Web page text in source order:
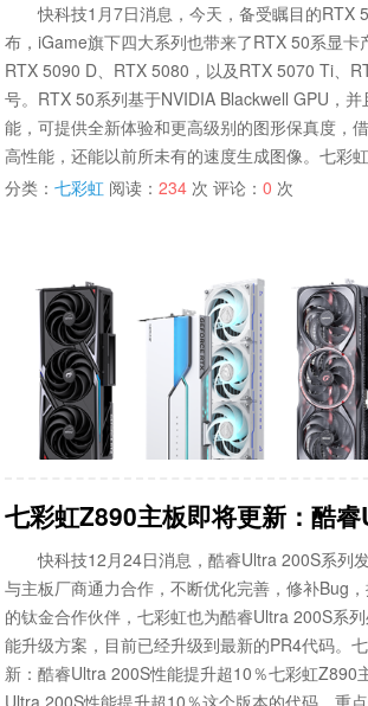
快科技1月7日消息，今天，备受瞩目的RTX
布，iGame旗下四大系列也带来了RTX 50系显卡
RTX 5090 D、RTX 5080，以及RTX 5070 Ti、
号。RTX 50系列基于NVIDIA Blackwell GPU，
能，可提供全新体验和更高级别的图形保真度，
高性能，还能以前所未有的速度生成图像。七彩
分类：七彩虹 阅读：234 次 评论：0 次
七彩虹Z890主板即将更新：酷
快科技12月24日消息，酷睿Ultra 200S系列
与主板厂商通力合作，不断优化完善，修补Bug
的钛金合作伙伴，七彩虹也为酷睿Ultra 200S系
能升级方案，目前已经升级到最新的PR4代码。
新：酷睿Ultra 200S性能提升超10％七彩虹Z890
Ultra 200S性能提升超10％这个版本的代码，重